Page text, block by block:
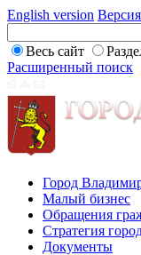
English version
Весь сайт
Расширенный поиск
Город
Малый бизнес
Обращения
Стратегия
Документы